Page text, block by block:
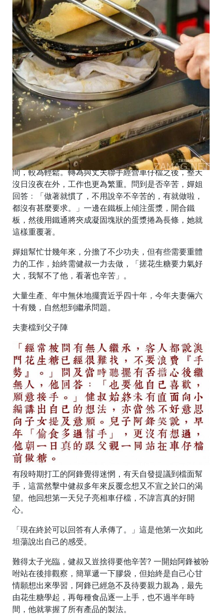
嬋姐之前打工，為補習社接送學童，有固定上下班時
間，較為輕鬆。轉為與丈夫聯手經營車仔檔之後，整天
沒日沒夜在外，工作也更為繁重。問到是否辛苦，嬋姐
回答﹕「做著就慣了，不用說辛不辛苦的，有就做啦，
都沒有甚麼要求。」一邊在鐵板上傾注蛋漿，開合鐵
板，然後用鐵通將夾成凝固塊狀的蛋漿捲為長條，她就
這樣重覆著。
嬋姐幫忙廿幾年來，分擔了不少功夫，但有些需要重體
力的工作，始終需健叔一力去做，「搓花生糖要力氣好
大，我幫不了他，看著也辛苦」。
大量生產、年中無休地擺賣近乎四十年，今年夫妻倆六
十有幾，自然想到繼承問題。
夫妻檔到父子陣
有段時期打工的阿鋒覺得迷惘，有天自發提議到檔面幫
手，這當然擊中健叔多年來反覆念想又不宣之於口的渴
望。他回想第一天兒子亮相車仔檔，不諱言真的好開
心。
「現在終於可以回答有人承傳了。」這是他第一次如此
坦蕩說出自己的感受。
難得太子光臨，健叔又豈捨得要他辛苦? 一開始阿鋒被吩
咐站在後排觀察，簡單遞一下膠袋，但始終是自己心甘
情願想出來學習，阿鋒已經急不及待要親力親為，最先
由花生糖學起，再每種食品逐一上手，也不過半年時
間，他就掌握了所有產品的製法。